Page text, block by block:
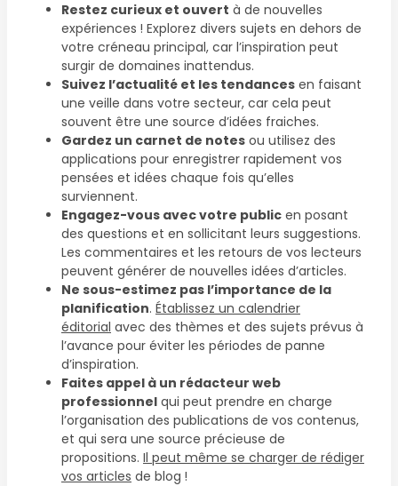
Restez curieux et ouvert à de nouvelles
expériences ! Explorez divers sujets en dehors de
votre créneau principal, car l’inspiration peut
surgir de domaines inattendus.
Suivez l’actualité et les tendances en faisant
une veille dans votre secteur, car cela peut
souvent être une source d’idées fraiches.
Gardez un carnet de notes ou utilisez des
applications pour enregistrer rapidement vos
pensées et idées chaque fois qu’elles
surviennent.
Engagez-vous avec votre public en posant
des questions et en sollicitant leurs suggestions.
Les commentaires et les retours de vos lecteurs
peuvent générer de nouvelles idées d’articles.
Ne sous-estimez pas l’importance de la
planification. Établissez un calendrier
éditorial avec des thèmes et des sujets prévus à
l’avance pour éviter les périodes de panne
d’inspiration.
Faites appel à un rédacteur web
professionnel qui peut prendre en charge
l’organisation des publications de vos contenus,
et qui sera une source précieuse de
propositions. Il peut même se charger de rédiger
vos articles de blog !